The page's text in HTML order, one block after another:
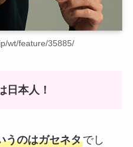
wt/feature/35885/
日本人！
うのはガセネタでし